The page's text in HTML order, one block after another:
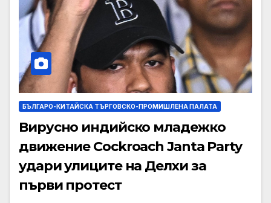
БЪЛГАРО-КИТАЙСКА ТЪРГОВСКО-ПРОМИШЛЕНА ПАЛАТА
Вирусно индийско младежко
движение Cockroach Janta Party
удари улиците на Делхи за
първи протест